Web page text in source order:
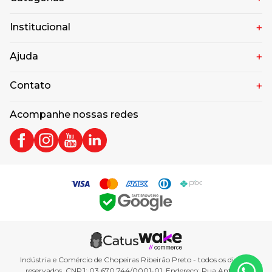
Institucional
Ajuda
Contato
Acompanhe nossas redes
Indústria e Comércio de Chopeiras Ribeirão Preto - todos os direitos